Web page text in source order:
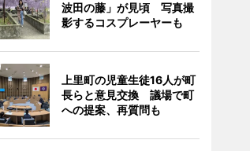
波田の藤」が見頃 写真撮
影するコスプレーヤーも
上里町の児童生徒16人が町
長らと意見交換 議場で町
への提案、再質問も